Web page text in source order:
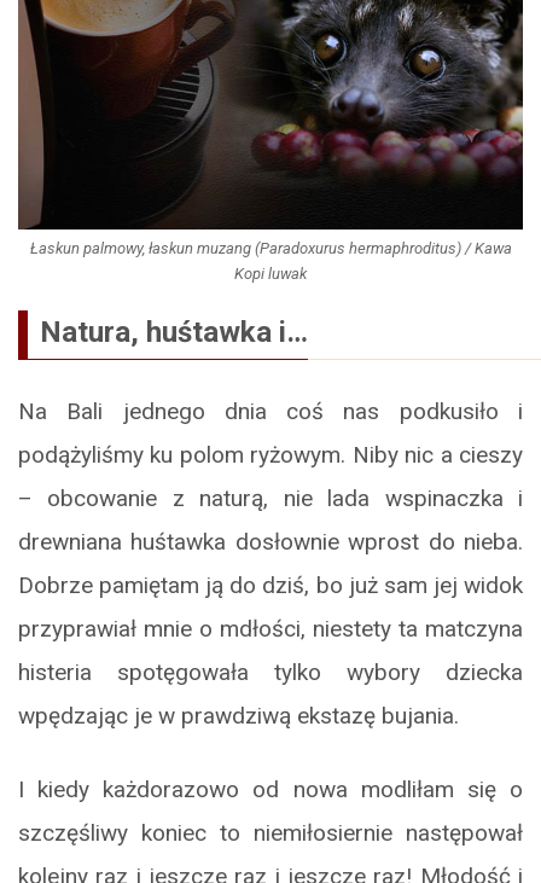
Łaskun palmowy, łaskun muzang (Paradoxurus hermaphroditus) / Kawa
Kopi luwak
Natura, huśtawka i…
Na Bali jednego dnia coś nas podkusiło i
podążyliśmy ku polom ryżowym. Niby nic a cieszy
– obcowanie z naturą, nie lada wspinaczka i
drewniana huśtawka dosłownie wprost do nieba.
Dobrze pamiętam ją do dziś, bo już sam jej widok
przyprawiał mnie o mdłości, niestety ta matczyna
histeria spotęgowała tylko wybory dziecka
wpędzając je w prawdziwą ekstazę bujania.
I kiedy każdorazowo od nowa modliłam się o
szczęśliwy koniec to niemiłosiernie następował
kolejny raz i jeszcze raz i jeszcze raz! Młodość i